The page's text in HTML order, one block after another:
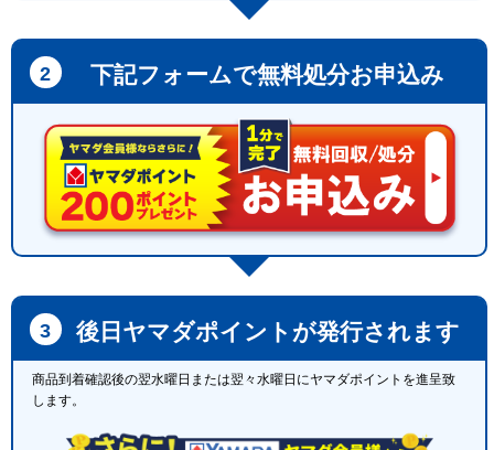
下記フォームで無料処分お申込み
後日ヤマダポイントが発行されます
商品到着確認後の翌水曜日または翌々水曜日にヤマダポイントを進呈致
します。